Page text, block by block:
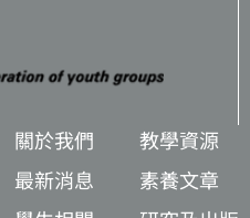
關於我們
最新消息
教學資源
素養文章